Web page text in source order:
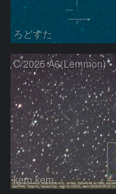
ろどすた
C/2025 A6(Lemmon)
kem.kem